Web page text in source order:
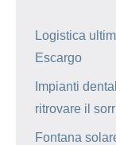
Logistica
Escargo
Impianti
ritrovare il
Fontana